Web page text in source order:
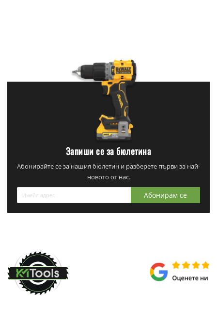
Запиши се за бюлетина
Абонирайте се за нашия бюлетин и разберете първи за най-
новото от нас.
Абонирам се